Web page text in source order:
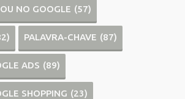
NO GOOGLE (57)
PALAVRA-CHAVE (87)
ADS (89)
SHOPPING (23)